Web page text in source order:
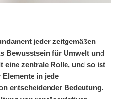
jeder zeitgemäßen
Bewusstsein für Umwelt und
eine zentrale Rolle, und so ist
in jede
entscheidender Bedeutung.